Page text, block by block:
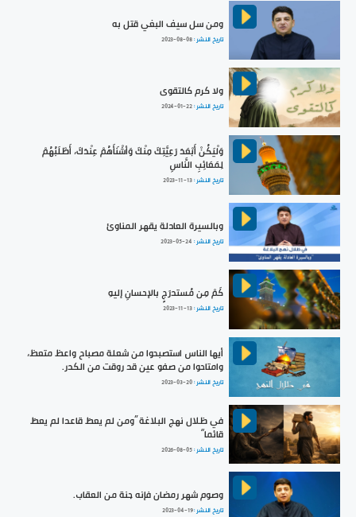
ومن سل سيف البغي قتل به
تاريخ النشر :2023-08-08
ولا كرم كالتقوى
تاريخ النشر :2024-01-22
وَلْيَكُنْ أَبْعَدَ رَعِيَّتِكَ مِنْكَ وَأشْنَأَهُمْ عِنْدَكَ، أَطْلَبُهُمْ
لِمَعَائِبِ النَّاسِ
تاريخ النشر :2023-11-13
وبالسيرة العادلة يقهر المناوئ
تاريخ النشر : 2023-05-24
كَمْ مِن مُستدرَجٍ بالإحسانِ إليهِ
تاريخ النشر :2023-11-13
أيها الناس استصبحوا من شعلة مصباح واعظ متعظ،
وامتاحوا من صفو عين قد روقت من الكدر.
تاريخ النشر :2023-03-20
في ظلال نهج البلاغة ”ومن لم يعطَ قاعدا لم يعطَ
قائما“
تاريخ النشر :2026-08-05
وصوم شهر رمضان فإنه جنة من العقاب.
تاريخ النشر :2023-04-19